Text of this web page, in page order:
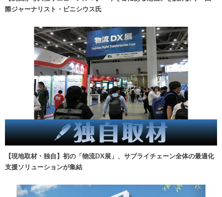
際ジャーナリスト・ビニシウス氏
【現地取材・独自】初の「物流DX展」、サプライチェーン全体の最適化
支援ソリューションが集結